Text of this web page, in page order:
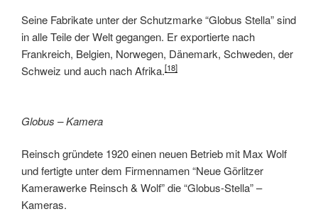
Seine Fabrikate unter der Schutzmarke “Globus Stella” sind
in alle Teile der Welt gegangen. Er exportierte nach
Frankreich, Belgien, Norwegen, Dänemark, Schweden, der
Schweiz und auch nach Afrika.[18]
Globus – Kamera
Reinsch gründete 1920 einen neuen Betrieb mit Max Wolf
und fertigte unter dem Firmennamen “Neue Görlitzer
Kamerawerke Reinsch & Wolf” die “Globus-Stella” –
Kameras.